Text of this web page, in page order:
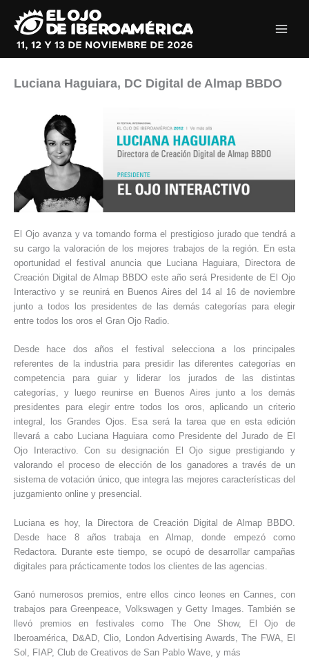
contenido
Luciana Haguiara, DC Digital de Almap BBDO
El Ojo avanza y va tomando forma el prestigioso jurado que tendrá a
su cargo la valoración de los mejores trabajos de la región. En esta
oportunidad el festival anuncia que Luciana Haguiara, Directora de
Creación Digital de Almap BBDO este año será Presidente de El Ojo
Interactivo y se reunirá en Buenos Aires del 14 al 16 de noviembre
junto a todos los presidentes de las demás categorías para elegir
entre todos los oros el Gran Ojo Radio.
Desde hace dos años el festival selecciona a los principales
referentes de la industria para presidir las diferentes categorías en
competencia para guiar y liderar los jurados de las distintas
categorías, y luego reunirse en Buenos Aires junto a los demás
presidentes para elegir entre todos los oros, aplicando un criterio
integral, los Grandes Ojos. Esa será la tarea que en esta edición
llevará a cabo Luciana Haguiara como Presidente del Jurado de El
Ojo Interactivo. Con su designación El Ojo sigue prestigiando y
valorando el proceso de elección de los ganadores a través de un
sistema de votación único, que integra las mejores características del
juzgamiento online y presencial.
Luciana es hoy, la Directora de Creación Digital de Almap BBDO.
Desde hace 8 años trabaja en Almap, donde empezó como
Redactora. Durante este tiempo, se ocupó de desarrollar campañas
digitales para prácticamente todos los clientes de las agencias.
Ganó numerosos premios, entre ellos cinco leones en Cannes, con
trabajos para Greenpeace, Volkswagen y Getty Images. También se
llevó premios en festivales como The One Show, El Ojo de
Iberoamérica, D&AD, Clio, London Advertising Awards, The FWA, El
Sol, FIAP, Club de Creativos de San Pablo Wave, y más